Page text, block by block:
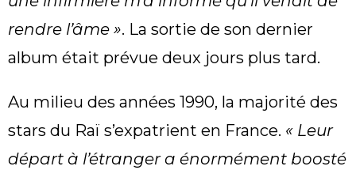
rendre l’âme ». La sortie de son dernier
album était prévue deux jours plus tard.
Au milieu des années 1990, la majorité des
stars du Raï s’expatrient en France. « Leur
départ à l’étranger a énormément boosté